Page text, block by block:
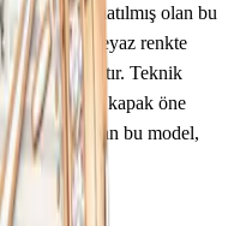
ile donatılmış olan bu
Kadran beyaz renkte
Teknik
kapalı arka kapak öne
sunulan bu model,